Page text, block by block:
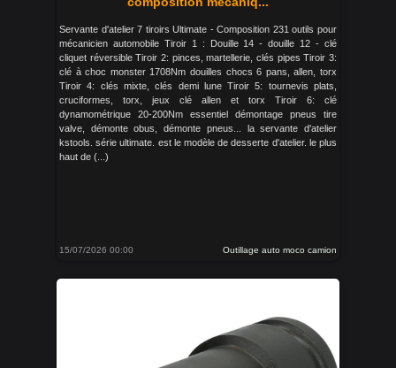
Servante d'atelier 7 tiroirs Ultimate - Composition 231 outils pour
mécanicien automobile Tiroir 1 : Douille 14 - douille 12 - clé
cliquet réversible Tiroir 2: pinces, martellerie, clés pipes Tiroir 3:
clé à choc monster 1708Nm douilles chocs 6 pans, allen, torx
Tiroir 4: clés mixte, clés demi lune Tiroir 5: tournevis plats,
cruciformes, torx, jeux clé allen et torx Tiroir 6: clé
dynamométrique 20-200Nm essentiel démontage pneus tire
valve, démonte obus, démonte pneus... la servante d'atelier
kstools. série ultimate. est le modèle de desserte d'atelier. le plus
haut de (...)
15/07/2026 00:00 Outillage auto moco camion